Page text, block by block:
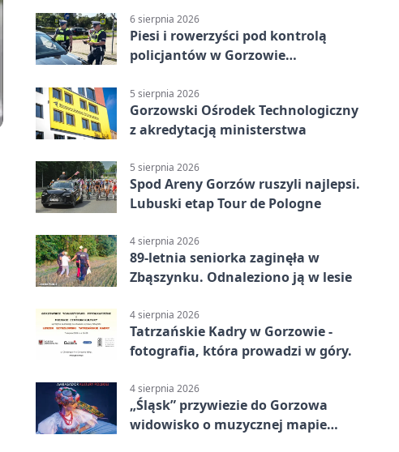
6 sierpnia 2026
Piesi i rowerzyści pod kontrolą
policjantów w Gorzowie
5 sierpnia 2026
Gorzowski Ośrodek Technologiczny
z akredytacją ministerstwa
5 sierpnia 2026
Spod Areny Gorzów ruszyli najlepsi.
Lubuski etap Tour de Pologne
4 sierpnia 2026
89-letnia seniorka zaginęła w
Zbąszynku. Odnaleziono ją w lesie
4 sierpnia 2026
Tatrzańskie Kadry w Gorzowie -
fotografia, która prowadzi w góry.
4 sierpnia 2026
„Śląsk” przywiezie do Gorzowa
widowisko o muzycznej mapie